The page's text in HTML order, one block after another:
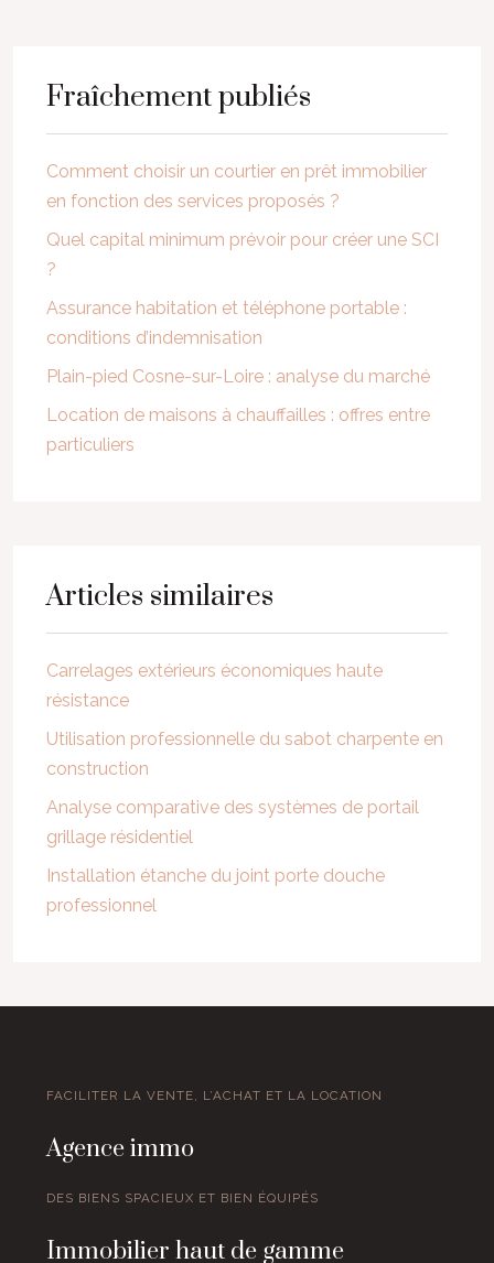
Fraîchement publiés
Comment choisir un courtier en prêt immobilier
en fonction des services proposés ?
Quel capital minimum prévoir pour créer une SCI
?
Assurance habitation et téléphone portable :
conditions d’indemnisation
Plain-pied Cosne-sur-Loire : analyse du marché
Location de maisons à chauffailles : offres entre
particuliers
Articles similaires
Carrelages extérieurs économiques haute
résistance
Utilisation professionnelle du sabot charpente en
construction
Analyse comparative des systèmes de portail
grillage résidentiel
Installation étanche du joint porte douche
professionnel
FACILITER LA VENTE, L’ACHAT ET LA LOCATION
Agence immo
DES BIENS SPACIEUX ET BIEN ÉQUIPÉS
Immobilier haut de gamme